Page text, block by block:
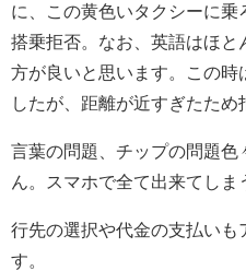
に、この黄色いタクシーに
搭乗拒否。なお、英語はほと
方が良いと思います。この時
したが、距離が近すぎたため
言葉の問題、チップの問題
ん。スマホで全て出来てしま
行先の選択や代金の支払いも
す。